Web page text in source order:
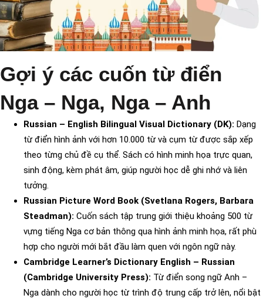
Gợi ý các cuốn từ điển
Nga – Nga, Nga – Anh
Russian – English Bilingual Visual Dictionary (DK): Dạng
từ điển hình ảnh với hơn 10.000 từ và cụm từ được sắp xếp
theo từng chủ đề cụ thể. Sách có hình minh họa trực quan,
sinh động, kèm phát âm, giúp người học dễ ghi nhớ và liên
tưởng.
Russian Picture Word Book (Svetlana Rogers, Barbara
Steadman): Cuốn sách tập trung giới thiệu khoảng 500 từ
vựng tiếng Nga cơ bản thông qua hình ảnh minh họa, rất phù
hợp cho người mới bắt đầu làm quen với ngôn ngữ này.
Cambridge Learner’s Dictionary English – Russian
(Cambridge University Press): Từ điển song ngữ Anh –
Nga dành cho người học từ trình độ trung cấp trở lên, nổi bật